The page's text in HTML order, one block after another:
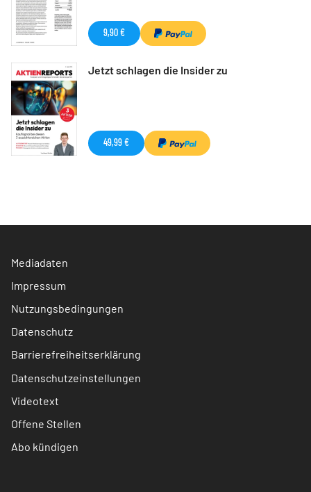
9,90 €
Jetzt schlagen die Insider zu
49,99 €
Mediadaten
Impressum
Nutzungsbedingungen
Datenschutz
Barrierefreiheitserklärung
Datenschutzeinstellungen
Videotext
Offene Stellen
Abo kündigen